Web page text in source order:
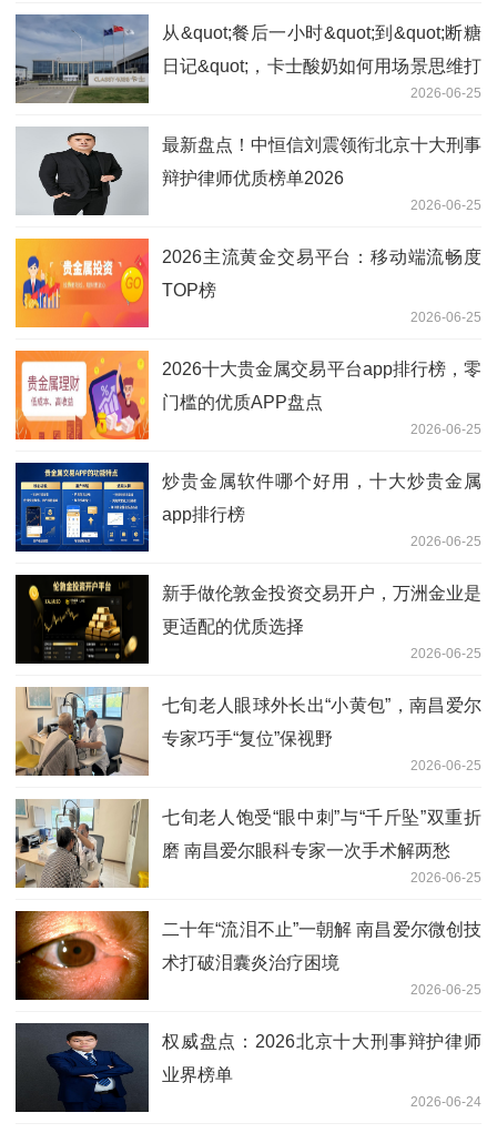
从&quot;餐后一小时&quot;到&quot;断糖
日记&quot;，卡士酸奶如何用场景思维打
2026-06-25
最新盘点！中恒信刘震领衔北京十大刑事
辩护律师优质榜单2026
2026-06-25
2026主流黄金交易平台：移动端流畅度
TOP榜
2026-06-25
2026十大贵金属交易平台app排行榜，零
门槛的优质APP盘点
2026-06-25
炒贵金属软件哪个好用，十大炒贵金属
app排行榜
2026-06-25
新手做伦敦金投资交易开户，万洲金业是
更适配的优质选择
2026-06-25
七旬老人眼球外长出“小黄包”，南昌爱尔
专家巧手“复位”保视野
2026-06-25
七旬老人饱受“眼中刺”与“千斤坠”双重折
磨 南昌爱尔眼科专家一次手术解两愁
2026-06-25
二十年“流泪不止”一朝解 南昌爱尔微创技
术打破泪囊炎治疗困境
2026-06-25
权威盘点：2026北京十大刑事辩护律师
业界榜单
2026-06-24